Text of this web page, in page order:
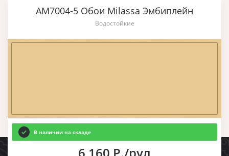
AM7004-5 Обои Milassa Эмбиплейн
Водостойкие
В наличии на складе